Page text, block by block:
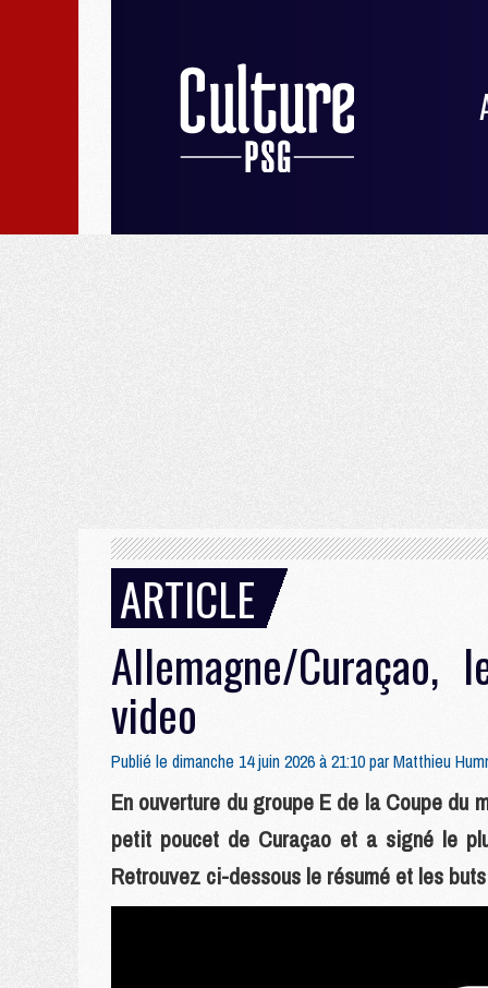
ARTICLE
Allemagne/
video
Publié le dimanche 14 juin 2026 à 21:10 parMatthieu
En ouverture du groupe E de la Coupe du
petit poucet de Curaçao et a signé le
Retrouvez ci-dessous le résumé et les